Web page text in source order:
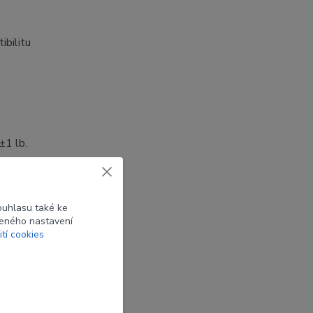
lb.
také ke
nastavení
cookies